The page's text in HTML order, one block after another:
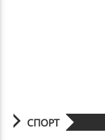
СПОРТ